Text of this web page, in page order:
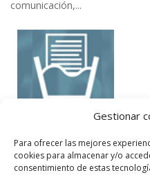
Gestionar
Para ofrecer las mejores
cookies para almacenar y/o
consentimiento de estas
comunicación,...